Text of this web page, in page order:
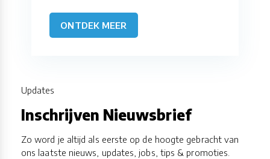
ONTDEK MEER
Updates
Inschrijven Nieuwsbrief
Zo word je altijd als eerste op de hoogte gebracht van
ons laatste nieuws, updates, jobs, tips & promoties.